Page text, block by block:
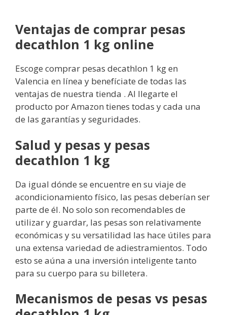
Ventajas de comprar pesas
decathlon 1 kg online
Escoge comprar pesas decathlon 1 kg en
Valencia en línea y benefíciate de todas las
ventajas de nuestra tienda . Al llegarte el
producto por Amazon tienes todas y cada una
de las garantías y seguridades.
Salud y pesas y pesas
decathlon 1 kg
Da igual dónde se encuentre en su viaje de
acondicionamiento físico, las pesas deberían ser
parte de él. No solo son recomendables de
utilizar y guardar, las pesas son relativamente
económicas y su versatilidad las hace útiles para
una extensa variedad de adiestramientos. Todo
esto se aúna a una inversión inteligente tanto
para su cuerpo para su billetera.
Mecanismos de pesas vs pesas